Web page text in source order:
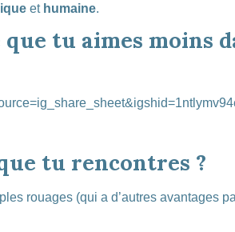
et humaine.
tu aimes moins
tu rencontres ?
rouages (qui a d’autres avantages